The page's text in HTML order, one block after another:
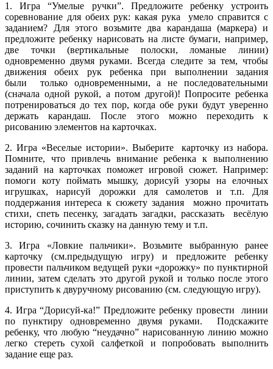
1. Игра “Умелые ручки”. Предложите ребенку устроить
соревнование для обеих рук: какая рука умело справится с
заданием? Для этого возьмите два карандаша (маркера) и
предложите ребенку нарисовать на листе бумаги, например,
две точки (вертикальные полоски, ломаные линии)
одновременно двумя руками. Всегда следите за тем, чтобы
движения обеих рук ребенка при выполнении задания
были только одновременными, а не последовательными
(сначала одной рукой, а потом другой)! Попросите ребенка
потренироваться до тех пор, когда обе руки будут уверенно
держать карандаш. После этого можно переходить к
рисованию элементов на карточках.
2. Игра «Веселые истории». Выберите карточку из набора.
Помните, что привлечь внимание ребенка к выполнению
заданий на карточках поможет игровой сюжет. Например:
помоги коту поймать мышку, дорисуй узоры на елочных
игрушках, нарисуй дорожки для самолетов и т.п. Для
поддержания интереса к сюжету задания можно прочитать
стихи, спеть песенку, загадать загадки, рассказать весёлую
историю, сочинить сказку на данную тему и т.п.
3. Игра «Ловкие пальчики». Возьмите выбранную ранее
карточку (см.предыдущую игру) и предложите ребенку
провести пальчиком ведущей руки «дорожку» по пунктирной
линии, затем сделать это другой рукой и только после этого
приступить к двуручному рисованию (см. следующую игру).
4. Игра “Дорисуй-ка!” Предложите ребенку провести линии
по пунктиру одновременно двумя руками. Подскажите
ребенку, что любую “неудачно” нарисованную линию можно
легко стереть сухой салфеткой и попробовать выполнить
задание еще раз.